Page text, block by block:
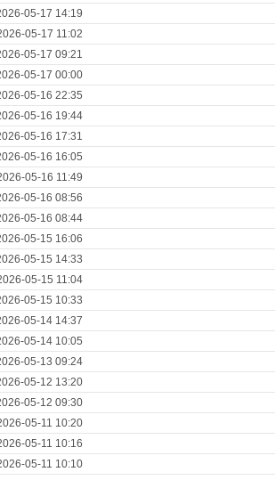
05-17 14:19
05-17 11:02
05-17 09:21
05-17 00:00
05-16 22:35
05-16 19:44
05-16 17:31
05-16 16:05
05-16 11:49
05-16 08:56
05-16 08:44
05-15 16:06
05-15 14:33
05-15 11:04
05-15 10:33
05-14 14:37
05-14 10:05
05-13 09:24
05-12 13:20
05-12 09:30
05-11 10:20
05-11 10:16
05-11 10:10